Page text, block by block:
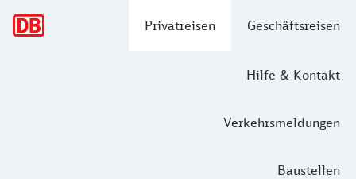
Privatreisen Geschäftsreisen
Hilfe & Kontakt
Verkehrsmeldungen
Baustellen